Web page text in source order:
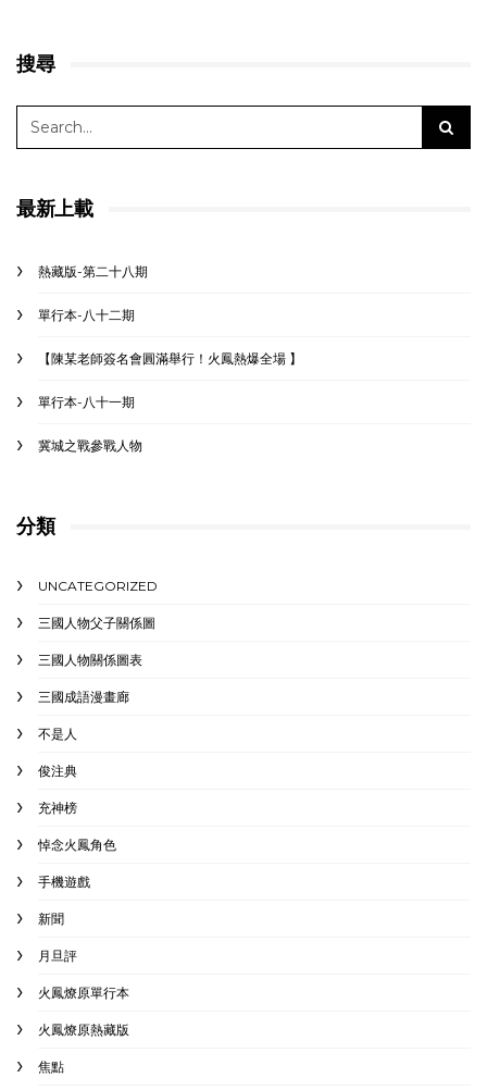
搜尋
最新上載
熱藏版-第二十八期
單行本-八十二期
【陳某老師簽名會圓滿舉行！火鳳熱爆全場 】
單行本-八十一期
冀城之戰參戰人物
分類
UNCATEGORIZED
三國人物父子關係圖
三國人物關係圖表
三國成語漫畫廊
不是人
俊注典
充神榜
悼念火鳳角色
手機遊戲
新聞
月旦評
火鳳燎原單行本
火鳳燎原熱藏版
焦點